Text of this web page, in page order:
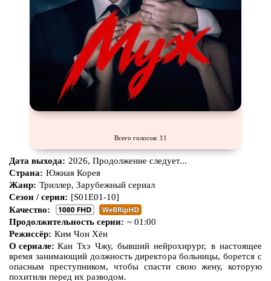
Всего голосов: 11
Дата выхода: 2026, Продолжение следует...
Страна: Южная Корея
Жанр: Триллер, Зарубежный сериал
Сезон / серия: [S01E01-10]
Качество:
Продолжительность серии: ~ 01:00
Режиссёр: Ким Чон Хён
О сериале: Кан Тхэ Чжу, бывший нейрохирург, в настоящее
время занимающий должность директора больницы, борется с
опасным преступником, чтобы спасти свою жену, которую
похитили перед их разводом.